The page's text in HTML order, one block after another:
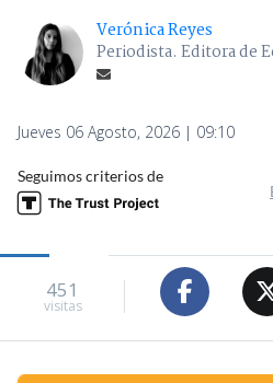
Verónica Reyes
Periodista. Editora de
Jueves 06 Agosto, 2026 | 09:10
Seguimos criterios de
451
visitas